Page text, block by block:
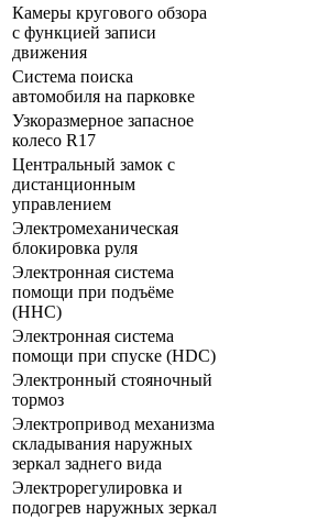
Камеры кругового обзора
с функцией записи
движения
Система поиска
автомобиля на парковке
Узкоразмерное запасное
колесо R17
Центральный замок с
дистанционным
управлением
Электромеханическая
блокировка руля
Электронная система
помощи при подъёме
(HHC)
Электронная система
помощи при спуске (HDC)
Электронный стояночный
тормоз
Электропривод механизма
складывания наружных
зеркал заднего вида
Электрорегулировка и
подогрев наружных зеркал